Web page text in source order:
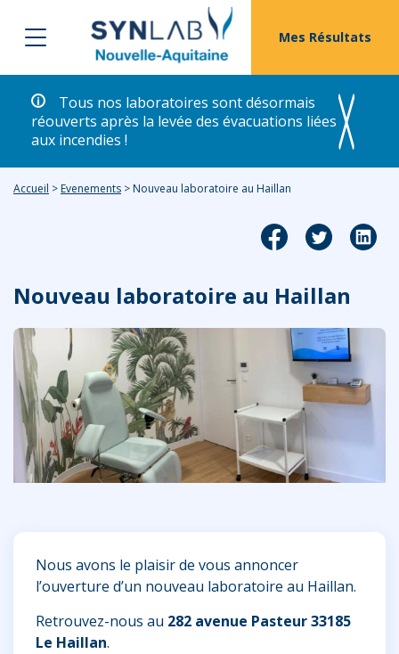
Mes Résultats
Tous nos laboratoires sont désormais
réouverts après la levée des évacuations liées
aux incendies !
Accueil > Evenements > Nouveau laboratoire au Haillan
Nouveau laboratoire au Haillan
Nous avons le plaisir de vous annoncer
l’ouverture d’un nouveau laboratoire au Haillan.
Retrouvez-nous au 282 avenue Pasteur 33185
Le Haillan.